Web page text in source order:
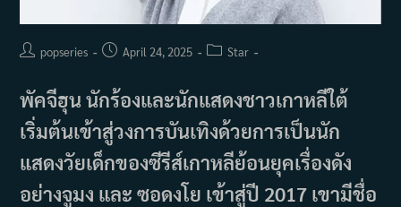
Postpopseries
PostApril 24, 2025
PostStar
พัคจีฮุน นักร้องและนักแสดงชาวเกาหลีใต้
เริ่มต้นเข้าสู่วงการบันเทิงด้วยการเป็นนัก
แสดงวัยเด็กของซีรีส์เกาหลีย้อนยุคเรื่องดัง
อย่างจูมง และ ซอดงโย เข้าสู่ปี 2017 เขามีชื่อ